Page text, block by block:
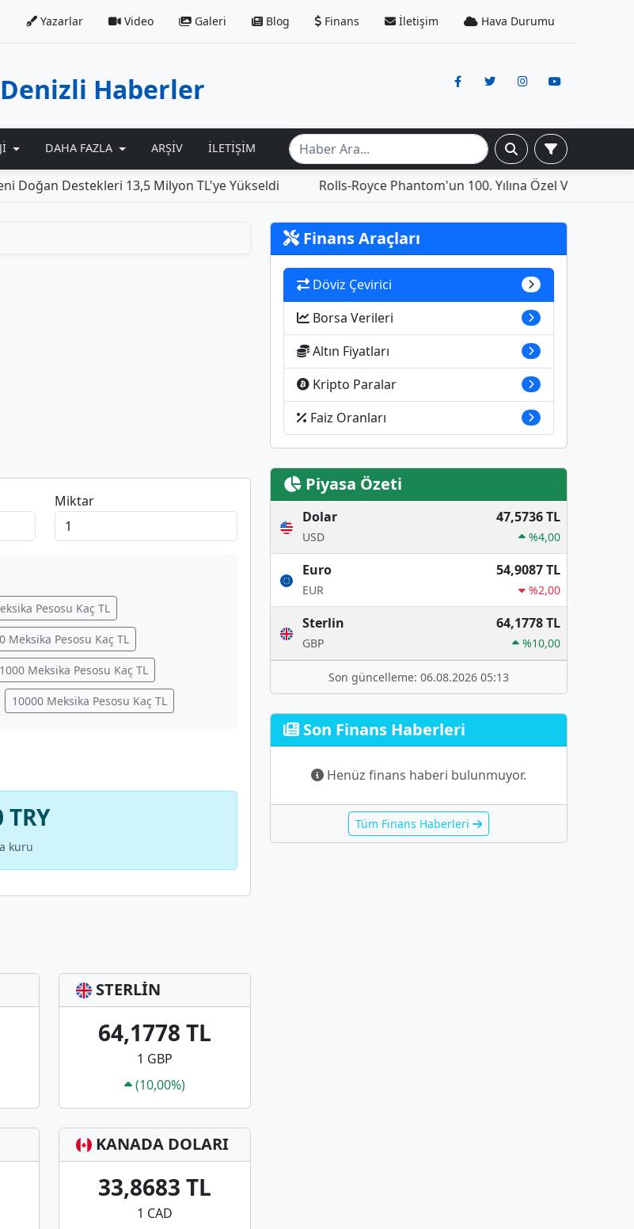
Yazarlar Video Galeri Blog Finans İletişim Hava Durumu
Denizli Haberler
DAHA FAZLA ARŞIV İLETIŞIM
Destekleri 13,5 Milyon TL'ye Yükseldi Rolls-Royce Phantom'un 100. Yılına Özel Versiyonu:
Miktar
Pesosu Kaç TL
Meksika Pesosu Kaç TL
1000 Meksika Pesosu Kaç TL
10000 Meksika Pesosu Kaç TL
kuru
STERLİN
64,1778 TL
1 GBP
(10,00%)
KANADA DOLARI
33,8683 TL
1 CAD
Finans Araçları
Döviz Çevirici
Borsa Verileri
Altın Fiyatları
Kripto Paralar
Faiz Oranları
Piyasa Özeti
Dolar
USD
47,5736 TL
%4,00
Euro
EUR
54,9087 TL
%2,00
Sterlin
GBP
64,1778 TL
%10,00
Son güncelleme: 06.08.2026 05:13
Son Finans Haberleri
Henüz finans haberi bulunmuyor.
Tüm Finans Haberleri